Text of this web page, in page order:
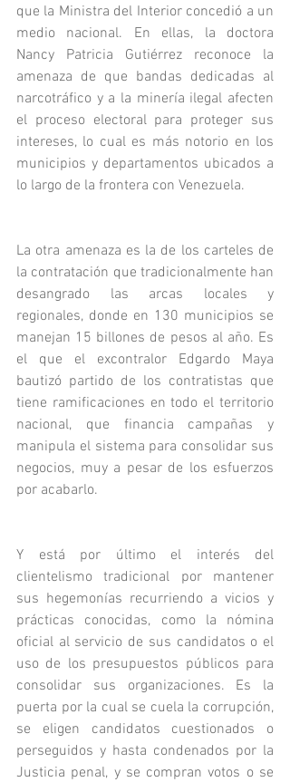
que la Ministra del Interior concedió a un
medio nacional. En ellas, la doctora
Nancy Patricia Gutiérrez reconoce la
amenaza de que bandas dedicadas al
narcotráfico y a la minería ilegal afecten
el proceso electoral para proteger sus
intereses, lo cual es más notorio en los
municipios y departamentos ubicados a
lo largo de la frontera con Venezuela.
La otra amenaza es la de los carteles de
la contratación que tradicionalmente han
desangrado las arcas locales y
regionales, donde en 130 municipios se
manejan 15 billones de pesos al año. Es
el que el excontralor Edgardo Maya
bautizó partido de los contratistas que
tiene ramificaciones en todo el territorio
nacional, que financia campañas y
manipula el sistema para consolidar sus
negocios, muy a pesar de los esfuerzos
por acabarlo.
Y está por último el interés del
clientelismo tradicional por mantener
sus hegemonías recurriendo a vicios y
prácticas conocidas, como la nómina
oficial al servicio de sus candidatos o el
uso de los presupuestos públicos para
consolidar sus organizaciones. Es la
puerta por la cual se cuela la corrupción,
se eligen candidatos cuestionados o
perseguidos y hasta condenados por la
Justicia penal, y se compran votos o se